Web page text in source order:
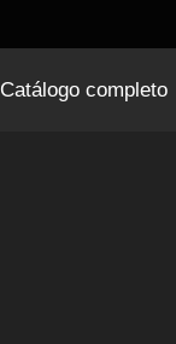
Catálogo completo